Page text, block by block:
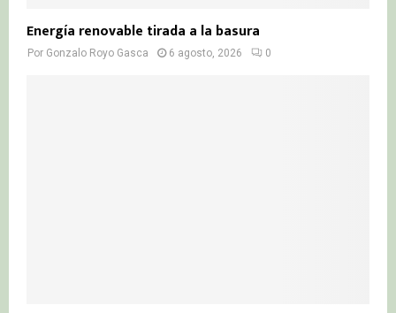
Energía renovable tirada a la basura
Por Gonzalo Royo Gasca 6 agosto, 2026 0